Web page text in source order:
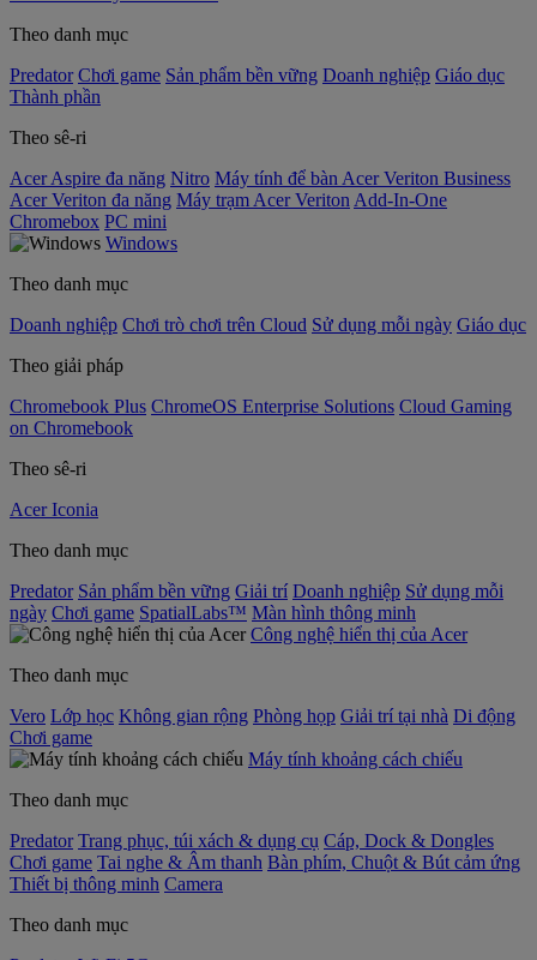
Theo danh mục
Predator Chơi game Sản phẩm bền vững Doanh nghiệp Giáo dục
Thành phần
Theo sê-ri
Acer Aspire đa năng Nitro Máy tính để bàn Acer Veriton Business
Acer Veriton đa năng Máy trạm Acer Veriton Add-In-One
Chromebox PC mini
Windows
Theo danh mục
Doanh nghiệp Chơi trò chơi trên Cloud Sử dụng mỗi ngày Giáo dục
Theo giải pháp
Chromebook Plus ChromeOS Enterprise Solutions Cloud Gaming
on Chromebook
Theo sê-ri
Acer Iconia
Theo danh mục
Predator Sản phẩm bền vững Giải trí Doanh nghiệp Sử dụng mỗi
ngày Chơi game SpatialLabs™ Màn hình thông minh
Công nghệ hiển thị của Acer
Theo danh mục
Vero Lớp học Không gian rộng Phòng họp Giải trí tại nhà Di động
Chơi game
Máy tính khoảng cách chiếu
Theo danh mục
Predator Trang phục, túi xách & dụng cụ Cáp, Dock & Dongles
Chơi game Tai nghe & Âm thanh Bàn phím, Chuột & Bút cảm ứng
Thiết bị thông minh Camera
Theo danh mục